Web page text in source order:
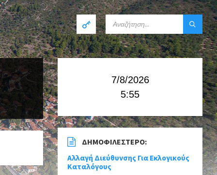
7/8/2026
5:55
ΔΗΜΟΦΙΛΈΣΤΕΡΟ:
Αλλαγή Διεύθυνσης Για Εκλογικούς
Καταλόγους